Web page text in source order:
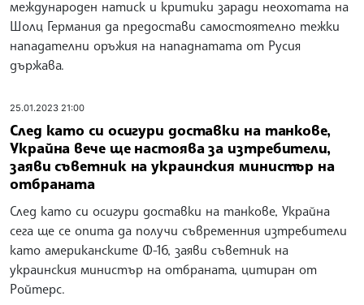
международен натиск и критики заради неохотата на
Шолц Германия да предостави самостоятелно тежки
нападателни оръжия на нападнатата от Русия
държава.
25.01.2023 21:00
След като си осигури доставки на танкове,
Украйна вече ще настоява за изтребители,
заяви съветник на украинския министър на
отбраната
След като си осигури доставки на танкове, Украйна
сега ще се опита да получи съвременния изтребители
като американските Ф-16, заяви съветник на
украинския министър на отбраната, цитиран от
Ройтерс.